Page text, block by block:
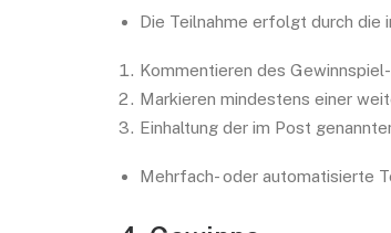
Die Teilnahme erfolgt durch die
Kommentieren des
Markieren mindestens einer
Einhaltung der im Post
Mehrfach- oder automatisierte